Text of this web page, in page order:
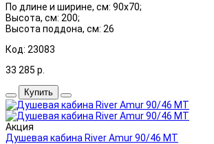
По длине и ширине, см: 90x70;
Высота, см: 200;
Высота поддона, см: 26
Код: 23083
33 285 р.
Купить
Акция
Душевая кабина River Amur 90/46 МТ